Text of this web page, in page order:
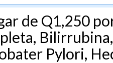
de Q1,250
Pylori,